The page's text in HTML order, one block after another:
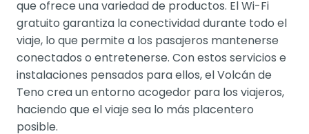
que ofrece una variedad de productos. El Wi-Fi
gratuito garantiza la conectividad durante todo el
viaje, lo que permite a los pasajeros mantenerse
conectados o entretenerse. Con estos servicios e
instalaciones pensados para ellos, el Volcán de
Teno crea un entorno acogedor para los viajeros,
haciendo que el viaje sea lo más placentero
posible.